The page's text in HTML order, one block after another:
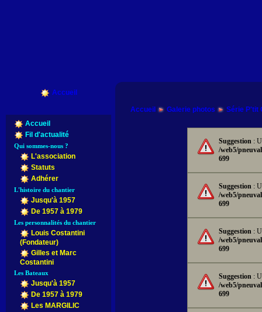
Accueil
Accueil
Fil d'actualité
Qui sommes-nous ?
L'association
Statuts
Adhérer
L'histoire du chantier
Jusqu'à 1957
De 1957 à 1979
Les personnalités du chantier
Louis Costantini
(Fondateur)
Gilles et Marc
Costantini
Les Bateaux
Jusqu'à 1957
De 1957 à 1979
Les MARGILIC
Accueil Galerie photos Série P'tit
Suggestion :
/web5/
699
Suggestion :
/web5/
699
Suggestion :
/web5/
699
Suggestion :
/web5/
699